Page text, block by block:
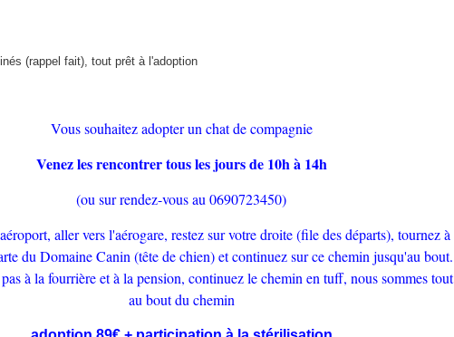
(rappel fait), tout prêt à l'adoption
Vous souhaitez adopter un chat de compagnie
Venez les rencontrer tous les jours de 10h à 14h
(ou sur rendez-vous au 0690723450)
aller vers l'aérogare, restez sur votre droite (file des départs), tournez à
du Domaine Canin (tête de chien) et continuez sur ce chemin jusqu'au bout.
à la fourrière et à la pension, continuez le chemin en tuff, nous sommes tout
au bout du chemin